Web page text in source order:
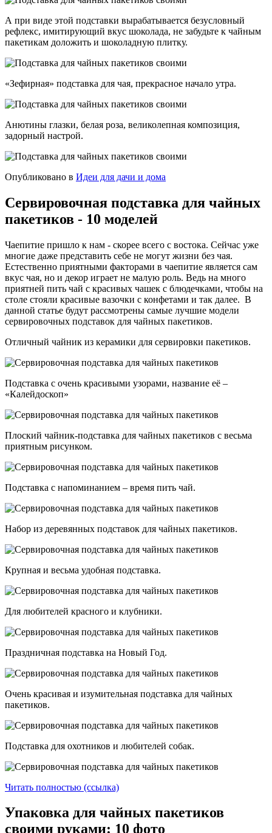
А при виде этой подставки вырабатывается безусловный
рефлекс, имитирующий вкус шоколада, не забудьте к чайным
пакетикам доложить и шоколадную плитку.
«Зефирная» подставка для чая, прекрасное начало утра.
Анютины глазки, белая роза, великолепная композиция,
задорный настрой.
Опубликовано в Идеи для дачи и дома
Сервировочная подставка для чайных
пакетиков - 10 моделей
Чаепитие пришло к нам - скорее всего с востока. Сейчас уже
многие даже представить себе не могут жизни без чая.
Естественно приятными факторами в чаепитие является сам
вкус чая, но и декор играет не малую роль. Ведь на много
приятней пить чай с красивых чашек с блюдечками, чтобы на
столе стояли красивые вазочки с конфетами и так далее. В
данной статье будут рассмотрены самые лучшие модели
сервировочных подставок для чайных пакетиков.
Отличный чайник из керамики для сервировки пакетиков.
Подставка с очень красивыми узорами, название её –
«Калейдоскоп»
Плоский чайник-подставка для чайных пакетиков с весьма
приятным рисунком.
Подставка с напоминанием – время пить чай.
Набор из деревянных подставок для чайных пакетиков.
Крупная и весьма удобная подставка.
Для любителей красного и клубники.
Праздничная подставка на Новый Год.
Очень красивая и изумительная подставка для чайных
пакетиков.
Подставка для охотников и любителей собак.
Читать полностью (ссылка)
Упаковка для чайных пакетиков
своими руками: 10 фото